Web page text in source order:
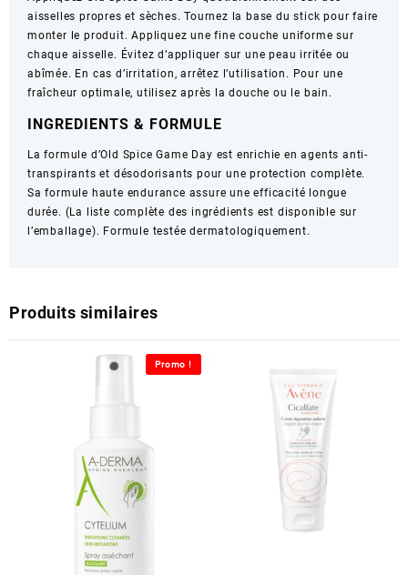
aisselles propres et sèches. Tournez la base du stick pour faire
monter le produit. Appliquez une fine couche uniforme sur
chaque aisselle. Évitez d’appliquer sur une peau irritée ou
abîmée. En cas d’irritation, arrêtez l’utilisation. Pour une
fraîcheur optimale, utilisez après la douche ou le bain.
INGREDIENTS & FORMULE
La formule d’Old Spice Game Day est enrichie en agents anti-
transpirants et désodorisants pour une protection complète.
Sa formule haute endurance assure une efficacité longue
durée. (La liste complète des ingrédients est disponible sur
l’emballage). Formule testée dermatologiquement.
Produits similaires
Promo !